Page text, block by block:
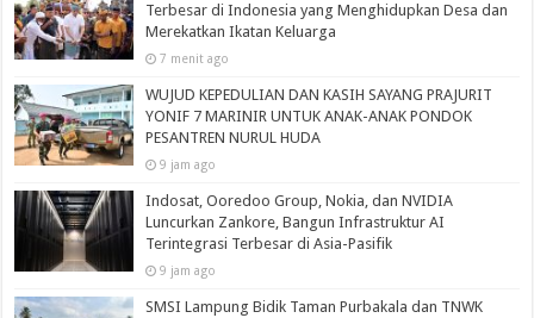
Terbesar di Indonesia yang Menghidupkan Desa dan
Merekatkan Ikatan Keluarga
7 menit ago
WUJUD KEPEDULIAN DAN KASIH SAYANG PRAJURIT
YONIF 7 MARINIR UNTUK ANAK-ANAK PONDOK
PESANTREN NURUL HUDA‎
9 jam ago
Indosat, Ooredoo Group, Nokia, dan NVIDIA
Luncurkan Zankore, Bangun Infrastruktur AI
Terintegrasi Terbesar di Asia-Pasifik
9 jam ago
SMSI Lampung Bidik Taman Purbakala dan TNWK